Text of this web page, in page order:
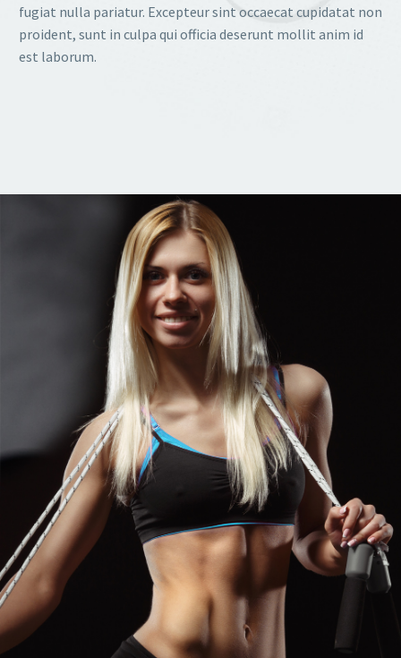
fugiat nulla pariatur. Excepteur sint occaecat cupidatat non
proident, sunt in culpa qui officia deserunt mollit anim id
est laborum.